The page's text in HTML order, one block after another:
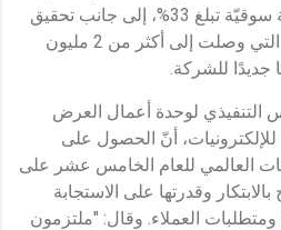
سوق اللافتات العالمي بحصّة سوقيّة تبلغ 33%، إلى جانب تحقيق
إنجاز على مستوى المبيعات التي وصلت إلى أكثر من 2 مليون
جديدًا للشركة.
التنفيذي لوحدة أعمال العرض
أنّ الحصول على
العالمي للعام الخامس عشر على
وقدرتها على الاستجابة
ومتطلبات العملاء. وقال: "ملتزمون